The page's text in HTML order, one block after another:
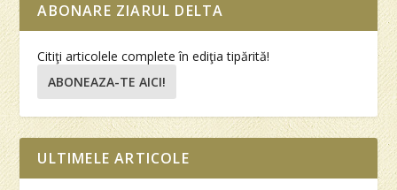
ABONARE ZIARUL DELTA
Citiţi articolele complete în ediţia tipărită!
ABONEAZA-TE AICI!
ULTIMELE ARTICOLE